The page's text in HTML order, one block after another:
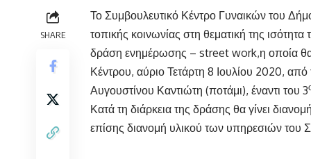
SHARE
Το Συμβουλευτικό Κέντρο Γυναικών του
τοπικής κοινωνίας στη θεματική της
δράση ενημέρωσης – street work,η οποία θα
Κέντρου, αύριο Τετάρτη 8 Ιουλίου 2020,
Αυγουστίνου Καντιώτη (ποτάμι), έναντι του 3
Κατά τη διάρκεια της δράσης θα γίνει
επίσης διανομή υλικού των υπηρεσιών του